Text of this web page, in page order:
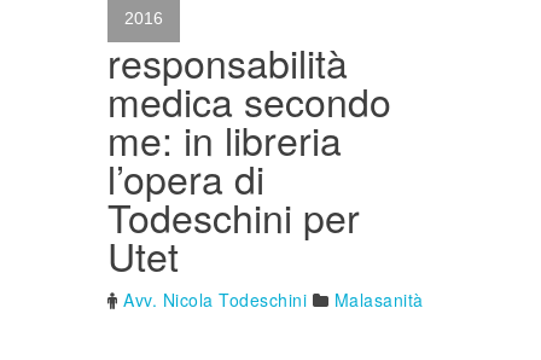
2016
responsabilità
medica secondo
me: in libreria
l’opera di
Todeschini per
Utet
Avv. Nicola Todeschini Malasanità